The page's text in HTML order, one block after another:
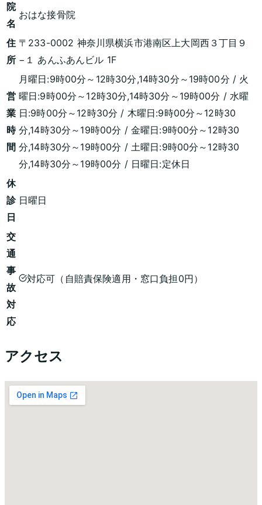
院
名
おはな接骨院
住
所
〒233-0002 神奈川県横浜市港南区上大岡西３丁目９
−１ あんふあんビル 1F
営
業
時
間
月曜日:9時00分～12時30分,14時30分～19時00分 / 火
曜日:9時00分～12時30分,14時30分～19時00分 / 水曜
日:9時00分～12時30分 / 木曜日:9時00分～12時30
分,14時30分～19時00分 / 金曜日:9時00分～12時30
分,14時30分～19時00分 / 土曜日:9時00分～12時30
分,14時30分～19時00分 / 日曜日:定休日
休
診
日
日曜日
交
通
事
故
対
応
対応可（自賠責保険適用・窓口負担0円）
アクセス